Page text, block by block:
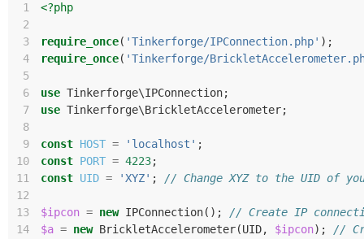
1
<?php
2
3
require_once( 'Tinkerforge/IPConnection.php' );
4
require_once( 'Tinkerforge/
5
6
use Tinkerforge\IPConnection;
7
use Tinkerforge\BrickletAccelerometer;
8
9
const HOST = 'localhost' ;
10
const PORT = 4223;
11
const UID = 'XYZ' ;
// Change XYZ to the UID of
12
13
$ipcon = new IPConnection();
// Create IP
14
$a = new BrickletAccelerometer(UID, $ipcon);
//